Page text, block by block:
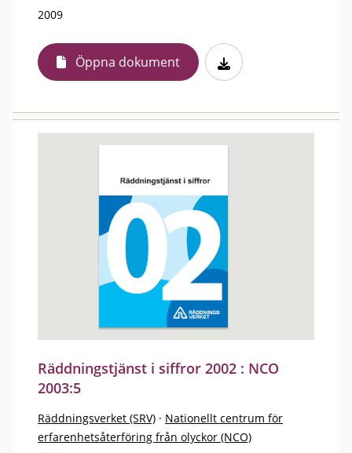
2009
Öppna dokument
Räddningstjänst i siffror 2002 : NCO
2003:5
Räddningsverket (SRV) · Nationellt centrum för
erfarenhetsåterföring från olyckor (NCO)